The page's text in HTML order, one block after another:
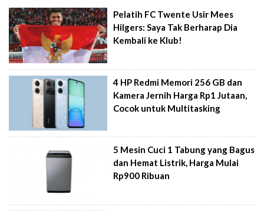
Pelatih FC Twente Usir Mees
Hilgers: Saya Tak Berharap Dia
Kembali ke Klub!
4 HP Redmi Memori 256 GB dan
Kamera Jernih Harga Rp1 Jutaan,
Cocok untuk Multitasking
5 Mesin Cuci 1 Tabung yang Bagus
dan Hemat Listrik, Harga Mulai
Rp900 Ribuan